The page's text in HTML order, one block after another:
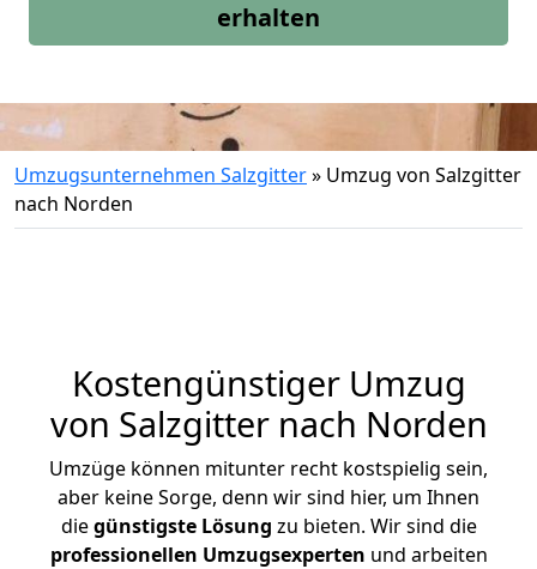
erhalten
Umzugsunternehmen Salzgitter» Umzug von Salzgitter
nach Norden
Kostengünstiger Umzug
von Salzgitter nach Norden
Umzüge können mitunter recht kostspielig sein,
aber keine Sorge, denn wir sind hier, um Ihnen
diegünstigste Lösung zu bieten. Wir sind die
professionellen Umzugsexperten und arbeiten